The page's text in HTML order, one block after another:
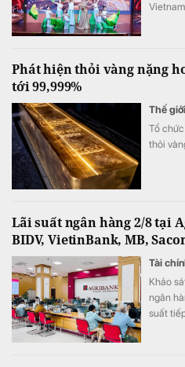
Phát hiện thỏi vàng nặng
tới 99,999%
Thế giới
Tổ
thỏi
Lãi suất ngân hàng 2/8 tại
BIDV, VietinBank, MB,
Tài
Khảo
ngân
suất